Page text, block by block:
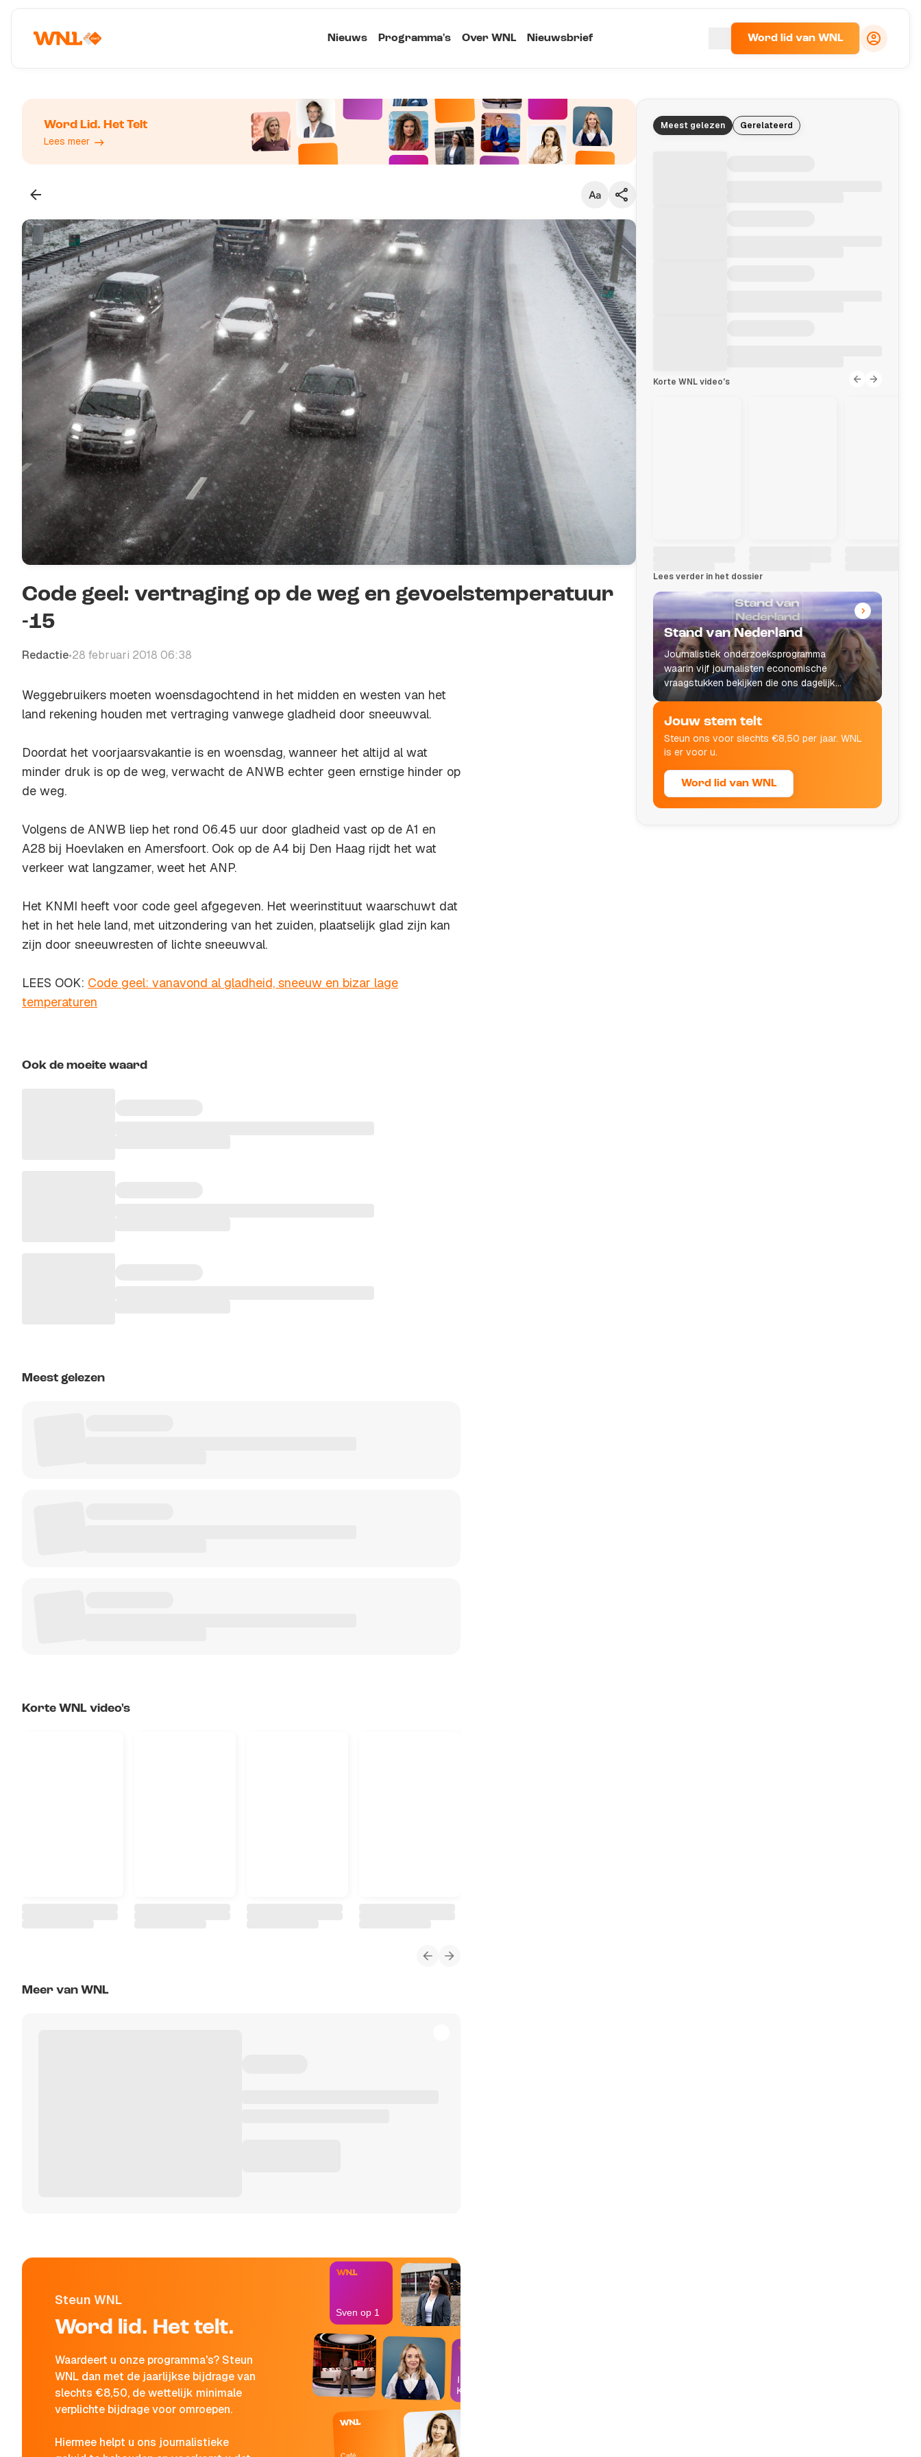
Nieuws Programma's Over WNL Nieuwsbrief Word lid van WNL
Word Lid. Het Telt
Lees meer
Klein
Standaard
Groot
Kopieer link
Code geel: vertraging op de weg en gevoelstemperatuur
-15
Redactie•28 februari 2018 06:38
Weggebruikers moeten woensdagochtend in het midden en westen van het
land rekening houden met vertraging vanwege gladheid door sneeuwval.
Doordat het voorjaarsvakantie is en woensdag, wanneer het altijd al wat
minder druk is op de weg, verwacht de ANWB echter geen ernstige hinder op
de weg.
Volgens de ANWB liep het rond 06.45 uur door gladheid vast op de A1 en
A28 bij Hoevlaken en Amersfoort. Ook op de A4 bij Den Haag rijdt het wat
verkeer wat langzamer, weet het ANP.
Het KNMI heeft voor code geel afgegeven. Het weerinstituut waarschuwt dat
het in het hele land, met uitzondering van het zuiden, plaatselijk glad zijn kan
zijn door sneeuwresten of lichte sneeuwval.
LEES OOK: Code geel: vanavond al gladheid, sneeuw en bizar lage
temperaturen
Ook de moeite waard
Meest gelezen
Korte WNL video's
Meer van WNL
Steun WNL
Word lid. Het telt.
Waardeert u onze programma's? Steun
WNL dan met de jaarlijkse bijdrage van
slechts €8,50, de wettelijk minimale
verplichte bijdrage voor omroepen.
Hiermee helpt u ons journalistieke
In de
Kantine
Sven op 1
Meest gelezen Gerelateerd
Korte WNL video's
Lees verder in het dossier
Stand van Nederland
Journalistiek onderzoeksprogramma
waarin vijf journalisten economische
vraagstukken bekijken die ons dagelijks
leven raken.
Jouw stem telt
Steun ons voor slechts €8,50 per jaar. WNL
is er voor u.
Word lid van WNL